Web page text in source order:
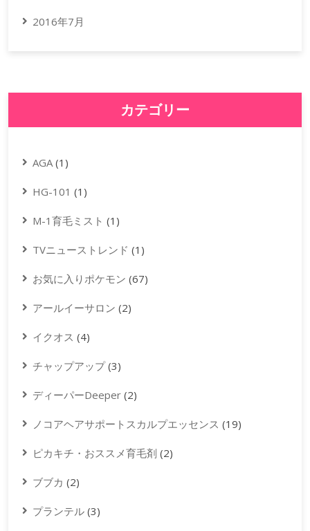
2016年7月
カテゴリー
AGA (1)
HG-101 (1)
M-1育毛ミスト (1)
TVニューストレンド (1)
お気に入りポケモン (67)
アールイーサロン (2)
イクオス (4)
チャップアップ(3)
ディーパーDeeper (2)
ノコアヘアサポートスカルプエッセンス (19)
ピカキチ・おススメ育毛剤 (2)
ブブカ (2)
プランテル (3)